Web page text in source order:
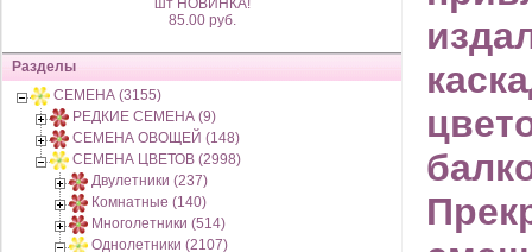
шт НОВИНКА!
85.00 руб.
Разделы
СЕМЕНА (3155)
РЕДКИЕ СЕМЕНА (9)
СЕМЕНА ОВОЩЕЙ (148)
СЕМЕНА ЦВЕТОВ (2998)
Двулетники (237)
Комнатные (140)
Многолетники (514)
Однолетники (2107)